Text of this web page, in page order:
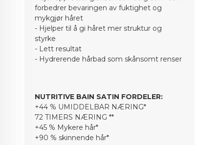
forbedrer bevaringen av fuktighet og
mykgjør håret
- Hjelper til å gi håret mer struktur og
styrke
- Lett resultat
- Hydrerende hårbad som skånsomt renser
NUTRITIVE BAIN SATIN FORDELER:
+44 % UMIDDELBAR NÆRING*
72 TIMERS NÆRING **
+45 % Mykere hår*
+90 % skinnende hår*